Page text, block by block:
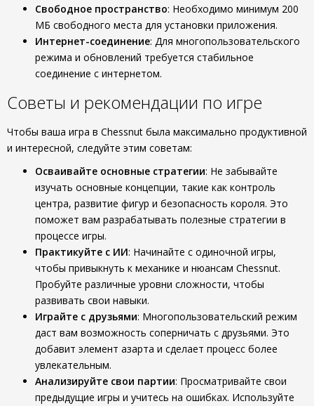
Свободное пространство: Необходимо минимум 200
МБ свободного места для установки приложения.
Интернет-соединение: Для многопользовательского
режима и обновлений требуется стабильное
соединение с интернетом.
Советы и рекомендации по игре
Чтобы ваша игра в Chessnut была максимально продуктивной
и интересной, следуйте этим советам:
Осваивайте основные стратегии: Не забывайте
изучать основные концепции, такие как контроль
центра, развитие фигур и безопасность короля. Это
поможет вам разрабатывать полезные стратегии в
процессе игры.
Практикуйте с ИИ: Начинайте с одиночной игры,
чтобы привыкнуть к механике и нюансам Chessnut.
Пробуйте различные уровни сложности, чтобы
развивать свои навыки.
Играйте с друзьями: Многопользовательский режим
даст вам возможность соперничать с друзьями. Это
добавит элемент азарта и сделает процесс более
увлекательным.
Анализируйте свои партии: Просматривайте свои
предыдущие игры и учитесь на ошибках. Используйте